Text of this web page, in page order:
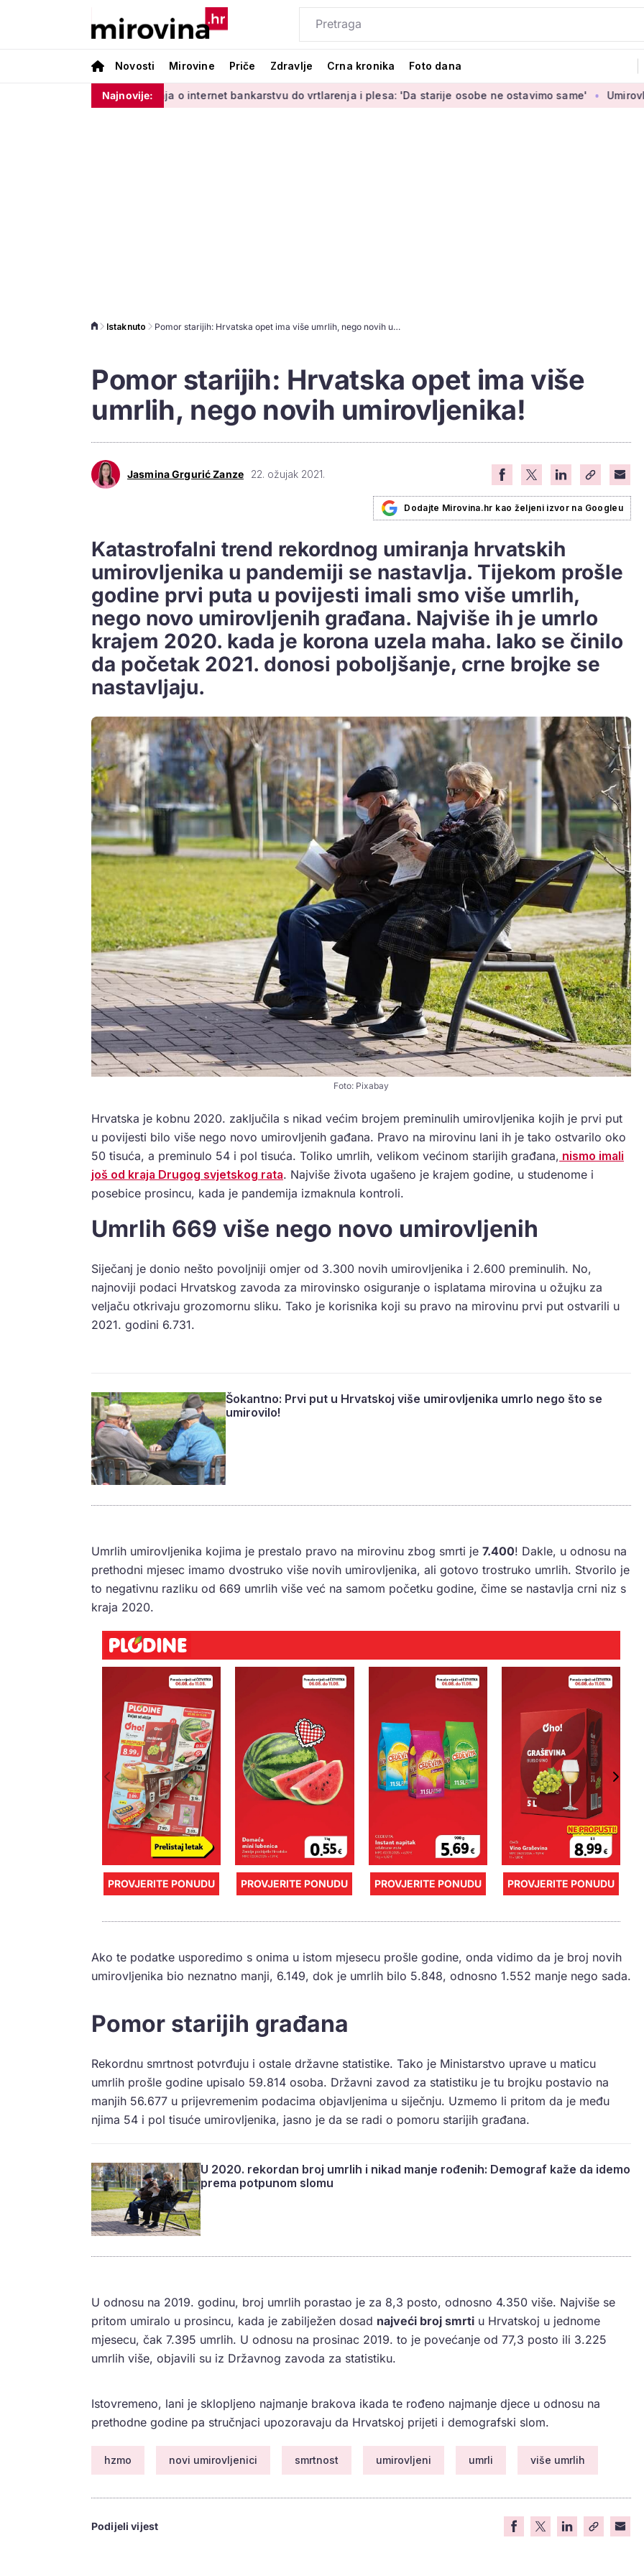
Novosti Mirovine Priče Zdravlje Crna kronika Foto dana
Najnovije:
Od učenja o internet bankarstvu do vrtlarenja i plesa: 'Da starije osobe ne ostavimo same' Umirovljenica
Istaknuto Pomor starijih: Hrvatska opet ima više umrlih, nego novih umirovljenika!
Pomor starijih: Hrvatska opet ima više
umrlih, nego novih umirovljenika!
Jasmina Grgurić Zanze 22. ožujak 2021.
Dodajte Mirovina.hr kao željeni izvor na Googleu
Katastrofalni trend rekordnog umiranja hrvatskih
umirovljenika u pandemiji se nastavlja. Tijekom prošle
godine prvi puta u povijesti imali smo više umrlih,
nego novo umirovljenih građana. Najviše ih je umrlo
krajem 2020. kada je korona uzela maha. Iako se činilo
da početak 2021. donosi poboljšanje, crne brojke se
nastavljaju.
Foto: Pixabay
Hrvatska je kobnu 2020. zaključila s nikad većim brojem preminulih umirovljenika kojih je prvi put
u povijesti bilo više nego novo umirovljenih gađana. Pravo na mirovinu lani ih je tako ostvarilo oko
50 tisuća, a preminulo 54 i pol tisuća. Toliko umrlih, velikom većinom starijih građana, nismo imali
još od kraja Drugog svjetskog rata. Najviše života ugašeno je krajem godine, u studenome i
posebice prosincu, kada je pandemija izmaknula kontroli.
Umrlih 669 više nego novo umirovljenih
Siječanj je donio nešto povoljniji omjer od 3.300 novih umirovljenika i 2.600 preminulih. No,
najnoviji podaci Hrvatskog zavoda za mirovinsko osiguranje o isplatama mirovina u ožujku za
veljaču otkrivaju grozomornu sliku. Tako je korisnika koji su pravo na mirovinu prvi put ostvarili u
2021. godini 6.731.
Šokantno: Prvi put u Hrvatskoj više umirovljenika umrlo nego što se
umirovilo!
Umrlih umirovljenika kojima je prestalo pravo na mirovinu zbog smrti je 7.400! Dakle, u odnosu na
prethodni mjesec imamo dvostruko više novih umirovljenika, ali gotovo trostruko umrlih. Stvorilo je
to negativnu razliku od 669 umrlih više već na samom početku godine, čime se nastavlja crni niz s
kraja 2020.
PROVJERITE PONUDU PROVJERITE PONUDU PROVJERITE PONUDU PROVJERITE PONUDU
Ako te podatke usporedimo s onima u istom mjesecu prošle godine, onda vidimo da je broj novih
umirovljenika bio neznatno manji, 6.149, dok je umrlih bilo 5.848, odnosno 1.552 manje nego sada.
Pomor starijih građana
Rekordnu smrtnost potvrđuju i ostale državne statistike. Tako je Ministarstvo uprave u maticu
umrlih prošle godine upisalo 59.814 osoba. Državni zavod za statistiku je tu brojku postavio na
manjih 56.677 u prijevremenim podacima objavljenima u siječnju. Uzmemo li pritom da je među
njima 54 i pol tisuće umirovljenika, jasno je da se radi o pomoru starijih građana.
U 2020. rekordan broj umrlih i nikad manje rođenih: Demograf kaže da idemo
prema potpunom slomu
U odnosu na 2019. godinu, broj umrlih porastao je za 8,3 posto, odnosno 4.350 više. Najviše se
pritom umiralo u prosincu, kada je zabilježen dosad najveći broj smrti u Hrvatskoj u jednome
mjesecu, čak 7.395 umrlih. U odnosu na prosinac 2019. to je povećanje od 77,3 posto ili 3.225
umrlih više, objavili su iz Državnog zavoda za statistiku.
Istovremeno, lani je sklopljeno najmanje brakova ikada te rođeno najmanje djece u odnosu na
prethodne godine pa stručnjaci upozoravaju da Hrvatskoj prijeti i demografski slom.
hzmo novi umirovljenici smrtnost umirovljeni umrli više umrlih
Podijeli vijest